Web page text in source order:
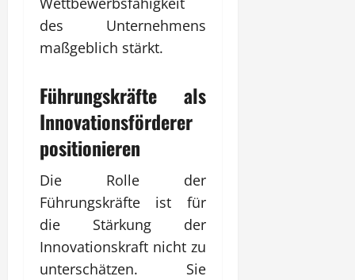
des Unternehmens
maßgeblich stärkt.
Führungskräfte als
Innovationsförderer
positionieren
Die Rolle der
Führungskräfte ist für
die Stärkung der
Innovationskraft nicht zu
unterschätzen. Sie